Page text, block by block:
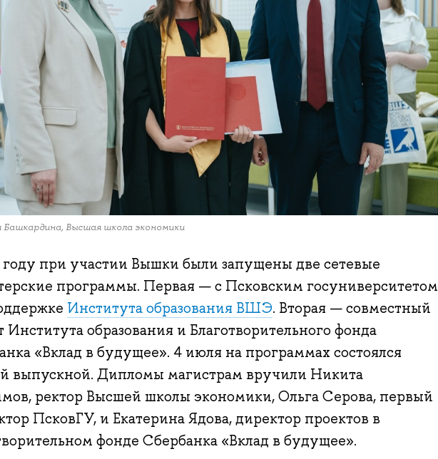
Башкардина, Высшая школа экономики
году при участии Вышки были запущены две сетевые
программы. Первая — с Псковским госуниверситетом
Института образования ВШЭ. Вторая — совместный
Института образования и Благотворительного фонда
«Вклад в будущее». 4 июля на программах состоялся
выпускной. Дипломы магистрам вручили Никита
ректор Высшей школы экономики, Ольга Серова, первый
ПсковГУ, и Екатерина Ядова, директор проектов в
фонде Сбербанка «Вклад в будущее».